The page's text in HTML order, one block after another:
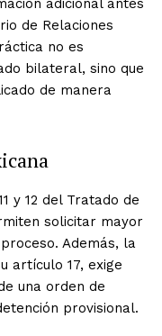
adicional antes
de Relaciones
no es
bilateral, sino que
de manera
y 12 del Tratado de
solicitar mayor
Además, la
artículo 17, exige
una orden de
provisional.